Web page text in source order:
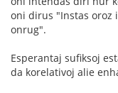
oni dirus "Instas oroz
onrug".
Esperantaj sufiksoj
da korelativoj alie